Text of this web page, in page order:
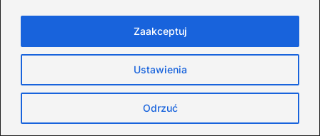
Ustawienia
Odrzuć
Zaakceptuj
Rodzice